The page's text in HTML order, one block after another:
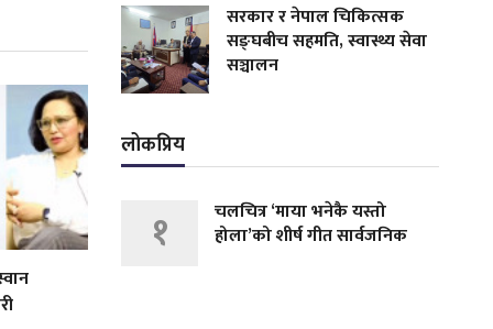
सरकार र नेपाल चिकित्सक
सङ्घबीच सहमति, स्वास्थ्य सेवा
सञ्चालन
लोकप्रिय
१
चलचित्र ‘माया भनेकै यस्तो
होला’को शीर्ष गीत सार्वजनिक